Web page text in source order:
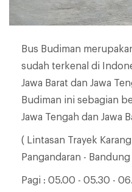
Bus Budiman
sudah terkenal di
Jawa Barat dan Jawa
Budiman ini sebagian
Jawa Tengah dan Jawa
( Lintasan Trayek
Pangandaran - Bandung
Pagi : 05.00 - 05.30 -